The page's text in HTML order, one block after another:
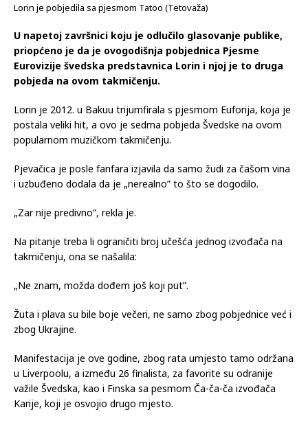
Lorin je pobjedila sa pjesmom Tatoo (Tetovaža)
U napetoj završnici koju je odlučilo glasovanje publike,
priopćeno je da je ovogodišnja pobjednica Pjesme
Eurovizije švedska predstavnica Lorin i njoj je to druga
pobjeda na ovom takmičenju.
Lorin je 2012. u Bakuu trijumfirala s pjesmom Euforija, koja je
postala veliki hit, a ovo je sedma pobjeda Švedske na ovom
popularnom muzičkom takmičenju.
Pjevačica je posle fanfara izjavila da samo žudi za čašom vina
i uzbuđeno dodala da je „nerealno” to što se dogodilo.
„Zar nije predivno”, rekla je.
Na pitanje treba li ograničiti broj učešća jednog izvođača na
takmičenju, ona se našalila:
„Ne znam, možda dođem još koji put”.
Žuta i plava su bile boje večeri, ne samo zbog pobjednice već i
zbog Ukrajine.
Manifestacija je ove godine, zbog rata umjesto tamo održana
u Liverpoolu, a između 26 finalista, za favorite su odranije
važile Švedska, kao i Finska sa pesmom Ča-ča-ča izvođača
Karije, koji je osvojio drugo mjesto.